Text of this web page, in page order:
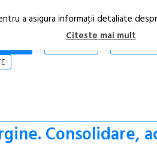
Consolidare,
a asigura informaţii detaliate
Citeste mai mult